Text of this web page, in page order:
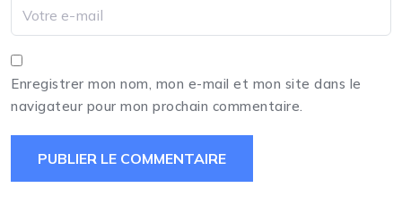
Enregistrer mon nom, mon e-mail et mon site dans le
navigateur pour mon prochain commentaire.